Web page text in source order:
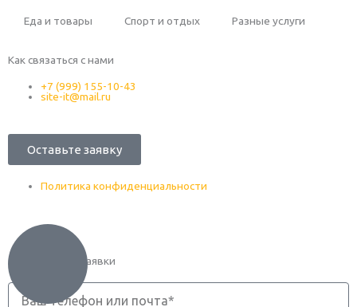
Еда и товары Спорт и отдых Разные услуги
Как связаться с нами
+7 (999) 155-10-43
site-it@mail.ru
Оставьте заявку
Политика конфиденциальности
Оформление заявки
Телефон